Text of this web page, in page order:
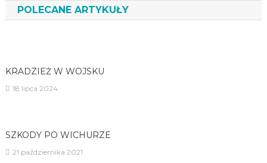
POLECANE ARTYKUŁY
KRADZIEŻ W WOJSKU
18 lipca 2024
SZKODY PO WICHURZE
21 października 2021